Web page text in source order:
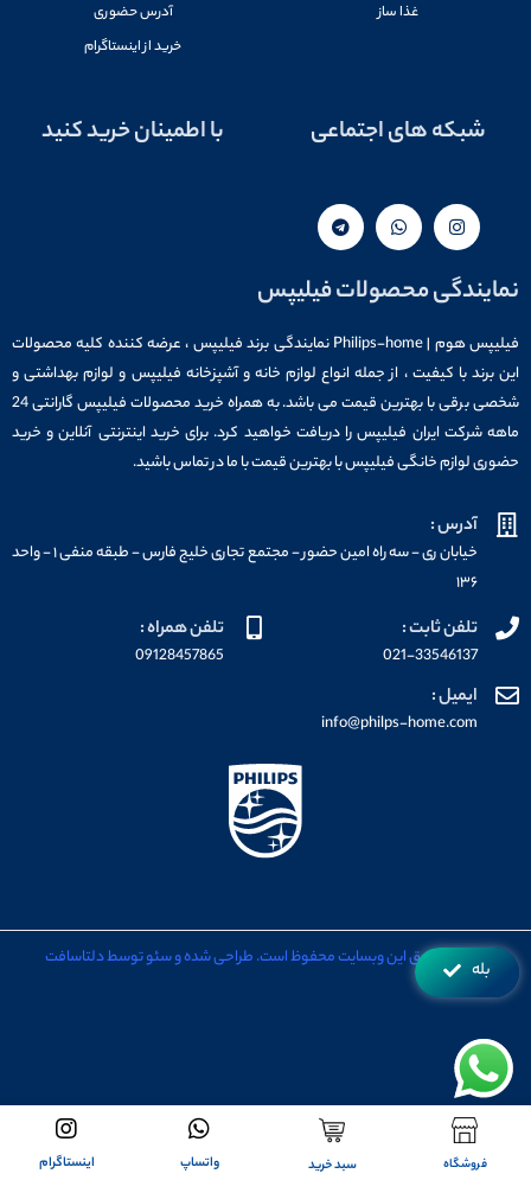
غذا ساز
آدرس حضوری
خرید از اینستاگرام
شبکه های اجتماعی با اطمینان خرید کنید
نمایندگی محصولات فیلیپس
فیلیپس هوم | Philips-home نمایندگی برند فیلیپس ، عرضه کننده کلیه محصولات
این برند با کیفیت ، از جمله انواع لوازم خانه و آشپزخانه فیلیپس و لوازم بهداشتی و
شخصی برقی با بهترین قیمت می باشد. به همراه خرید محصولات فیلیپس گارانتی 24
ماهه شرکت ایران فیلیپس را دریافت خواهید کرد. برای خرید اینترنتی آنلاین و خرید
حضوری لوازم خانگی فیلیپس با بهترین قیمت با ما در تماس باشید.
آدرس :
خیابان ری - سه راه امین حضور - مجتمع تجاری خلیج فارس - طبقه منفی ۱ - واحد
۱۳۶
تلفن ثابت :
021-33546137
تلفن همراه :
09128457865
ایمیل :
info@philps-home.com
فروشگاه سبد خرید واتساپ اینستاگرام
تمامی حقوق این وبسایت محفوظ است. طراحی شده و سئو توسط دلتاسافتبله
تمامی حقوق برای فروشگاه فیلیپس هوم محفوظ می باشد.
طراحی شده توسط دلتاسافت
سئو توسط دلتاسافت